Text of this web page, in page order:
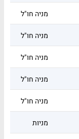
מניה חו"ל
מניה חו"ל
מניה חו"ל
מניה חו"ל
מניה חו"ל
מניות